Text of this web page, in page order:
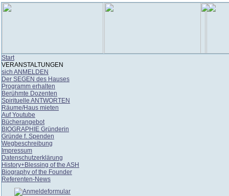
Start
VERANSTALTUNGEN
sich ANMELDEN
Der SEGEN des Hauses
Programm erhalten
Berühmte Dozenten
Spirituelle ANTWORTEN
Räume/Haus mieten
Auf Youtube
Bücherangebot
BIOGRAPHIE Gründerin
Gründe f. Spenden
Wegbeschreibung
Impressum
Datenschutzerklärung
History+Blessing of the ASH
Biography of the Founder
Referenten-News